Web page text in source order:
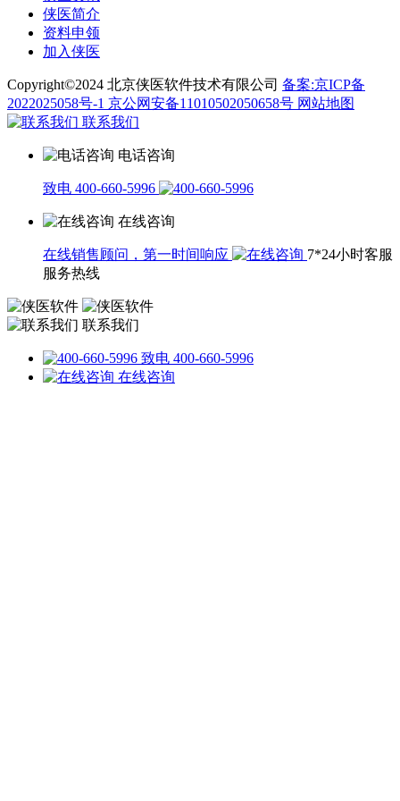
侠医简介
资料申领
加入侠医
Copyright©2024 北京侠医软件技术有限公司 备案:京ICP备
2022025058号-1 京公网安备11010502050658号 网站地图
联系我们
电话咨询
致电 400-660-5996
在线咨询
在线销售顾问，第一时间响应
7*24小时客服
服务热线
联系我们
致电 400-660-5996
在线咨询